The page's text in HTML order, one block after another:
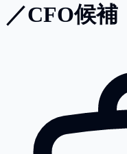
／CFO候補